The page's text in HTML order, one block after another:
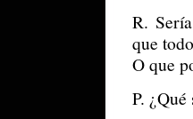
R.
que
O que
P.